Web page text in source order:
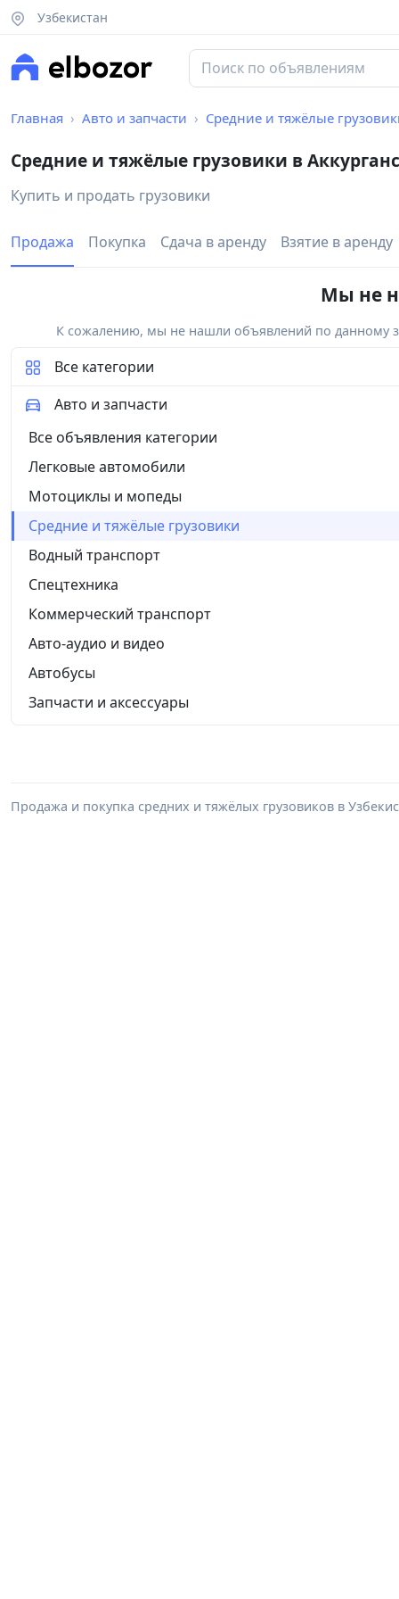
Узбекистан
Главная Авто и запчасти Средние и тяжёлые
Средние и тяжёлые грузовики в
Купить и продать грузовики
Продажа Покупка Сдача в аренду Взятие в аренду
Мы не
К сожалению, мы не нашли объявлений по данному
Все категории
Авто и запчасти
Все объявления категории
Легковые автомобили
Мотоциклы и мопеды
Средние и тяжёлые грузовики
Водный транспорт
Спецтехника
Коммерческий транспорт
Авто-аудио и видео
Автобусы
Запчасти и аксессуары
Продажа и покупка средних и тяжёлых грузовиков в